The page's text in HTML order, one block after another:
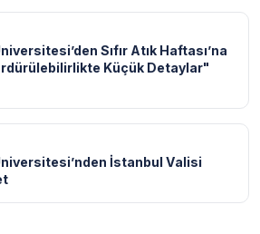
Sıfır Atık Haftası’na
Küçük Detaylar"
İstanbul Valisi